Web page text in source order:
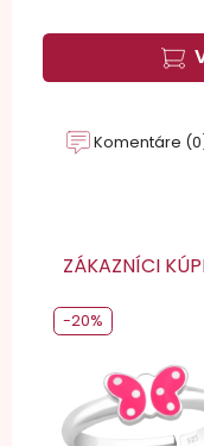
Komentáre
ZÁKAZNÍCI
-20%